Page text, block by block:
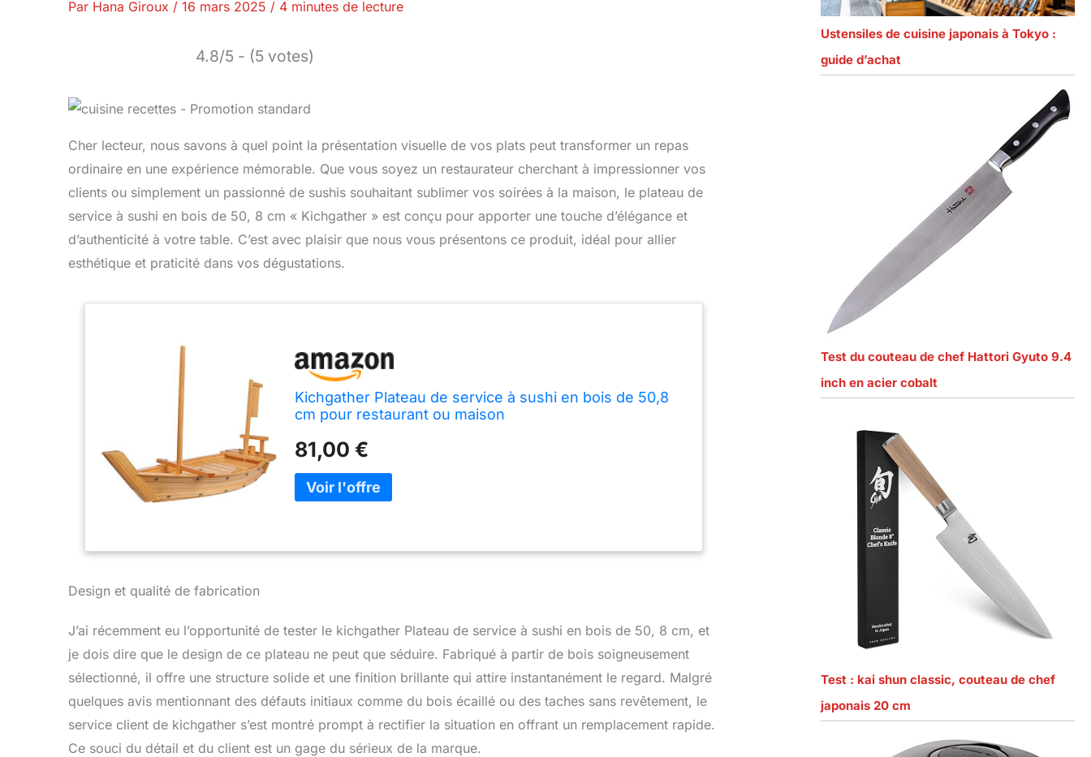
Par Hana Giroux / 16 mars 2025 / 4 minutes de lecture
4.8/5 - (5 votes)
Cher lecteur, nous savons à quel point la présentation visuelle de vos plats peut transformer un repas
ordinaire en une expérience mémorable. Que vous soyez un restaurateur cherchant à impressionner vos
clients ou simplement un passionné de sushis souhaitant sublimer vos soirées à la maison, le plateau de
service à sushi en bois de 50, 8 cm « Kichgather » est conçu pour apporter une touche d’élégance et
d’authenticité à votre table. C’est avec plaisir que nous vous présentons ce produit, idéal pour allier
esthétique et praticité dans vos dégustations.
Kichgather Plateau de service à sushi en bois de 50,8
cm pour restaurant ou maison
81,00 €
Design et qualité de fabrication
J’ai récemment eu l’opportunité de tester le kichgather Plateau de service à sushi en bois de 50, 8 cm, et
je dois dire que le design de ce plateau ne peut que séduire. Fabriqué à partir de bois soigneusement
sélectionné, il offre une structure solide et une finition brillante qui attire instantanément le regard. Malgré
quelques avis mentionnant des défauts initiaux comme du bois écaillé ou des taches sans revêtement, le
service client de kichgather s’est montré prompt à rectifier la situation en offrant un remplacement rapide.
Ce souci du détail et du client est un gage du sérieux de la marque.
Ustensiles de cuisine japonais à Tokyo :
guide d’achat
Test du couteau de chef Hattori Gyuto 9.4
inch en acier cobalt
Test : kai shun classic, couteau de chef
japonais 20 cm